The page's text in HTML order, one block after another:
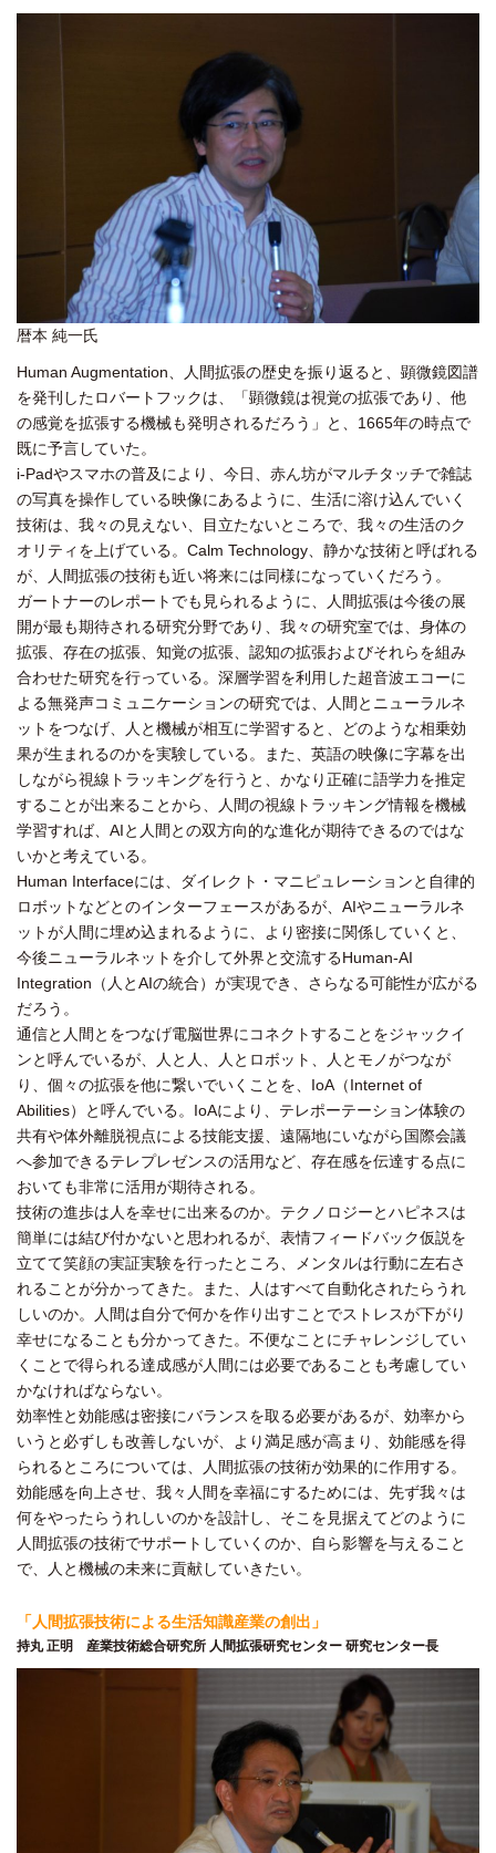
暦本 純一氏
Human Augmentation、人間拡張の歴史を振り返ると、顕微鏡図譜
を発刊したロバートフックは、「顕微鏡は視覚の拡張であり、他
の感覚を拡張する機械も発明されるだろう」と、1665年の時点で
既に予言していた。
i-Padやスマホの普及により、今日、赤ん坊がマルチタッチで雑誌
の写真を操作している映像にあるように、生活に溶け込んでいく
技術は、我々の見えない、目立たないところで、我々の生活のク
オリティを上げている。Calm Technology、静かな技術と呼ばれる
が、人間拡張の技術も近い将来には同様になっていくだろう。
ガートナーのレポートでも見られるように、人間拡張は今後の展
開が最も期待される研究分野であり、我々の研究室では、身体の
拡張、存在の拡張、知覚の拡張、認知の拡張およびそれらを組み
合わせた研究を行っている。深層学習を利用した超音波エコーに
よる無発声コミュニケーションの研究では、人間とニューラルネ
ットをつなげ、人と機械が相互に学習すると、どのような相乗効
果が生まれるのかを実験している。また、英語の映像に字幕を出
しながら視線トラッキングを行うと、かなり正確に語学力を推定
することが出来ることから、人間の視線トラッキング情報を機械
学習すれば、AIと人間との双方向的な進化が期待できるのではな
いかと考えている。
Human Interfaceには、ダイレクト・マニピュレーションと自律的
ロボットなどとのインターフェースがあるが、AIやニューラルネ
ットが人間に埋め込まれるように、より密接に関係していくと、
今後ニューラルネットを介して外界と交流するHuman-AI
Integration（人とAIの統合）が実現でき、さらなる可能性が広がる
だろう。
通信と人間とをつなげ電脳世界にコネクトすることをジャックイ
ンと呼んでいるが、人と人、人とロボット、人とモノがつなが
り、個々の拡張を他に繋いでいくことを、IoA（Internet of
Abilities）と呼んでいる。IoAにより、テレポーテーション体験の
共有や体外離脱視点による技能支援、遠隔地にいながら国際会議
へ参加できるテレプレゼンスの活用など、存在感を伝達する点に
おいても非常に活用が期待される。
技術の進歩は人を幸せに出来るのか。テクノロジーとハピネスは
簡単には結び付かないと思われるが、表情フィードバック仮説を
立てて笑顔の実証実験を行ったところ、メンタルは行動に左右さ
れることが分かってきた。また、人はすべて自動化されたらうれ
しいのか。人間は自分で何かを作り出すことでストレスが下がり
幸せになることも分かってきた。不便なことにチャレンジしてい
くことで得られる達成感が人間には必要であることも考慮してい
かなければならない。
効率性と効能感は密接にバランスを取る必要があるが、効率から
いうと必ずしも改善しないが、より満足感が高まり、効能感を得
られるところについては、人間拡張の技術が効果的に作用する。
効能感を向上させ、我々人間を幸福にするためには、先ず我々は
何をやったらうれしいのかを設計し、そこを見据えてどのように
人間拡張の技術でサポートしていくのか、自ら影響を与えること
で、人と機械の未来に貢献していきたい。
「人間拡張技術による生活知識産業の創出」
持丸 正明 産業技術総合研究所 人間拡張研究センター 研究センター長